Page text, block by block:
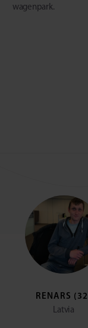
wagenpark.
RENARS
Latvia